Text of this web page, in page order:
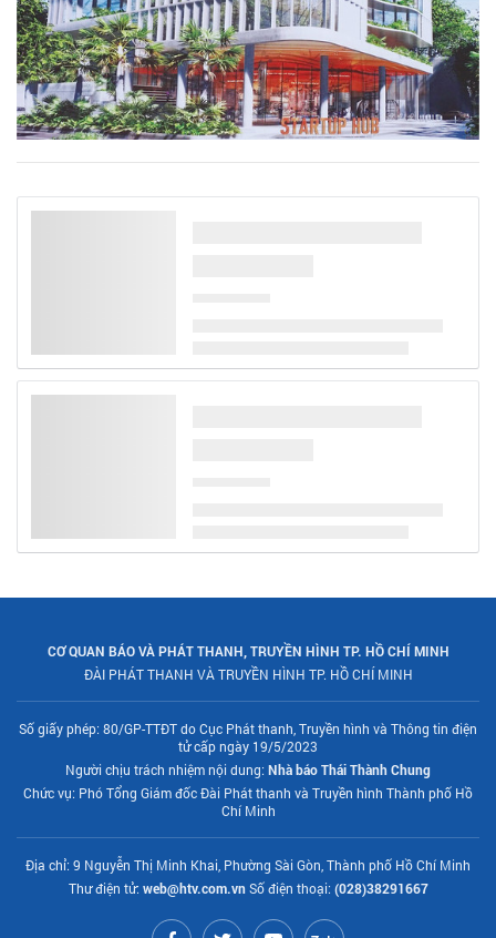
CƠ QUAN BÁO VÀ PHÁT THANH, TRUYỀN HÌNH TP. HỒ CHÍ MINH
ĐÀI PHÁT THANH VÀ TRUYỀN HÌNH TP. HỒ CHÍ MINH
Số giấy phép: 80/GP-TTĐT do Cục Phát thanh, Truyền hình và Thông tin điện
tử cấp ngày 19/5/2023
Người chịu trách nhiệm nội dung: Nhà báo Thái Thành Chung
Chức vụ: Phó Tổng Giám đốc Đài Phát thanh và Truyền hình Thành phố Hồ
Chí Minh
Địa chỉ: 9 Nguyễn Thị Minh Khai, Phường Sài Gòn, Thành phố Hồ Chí Minh
Thư điện tử: web@htv.com.vnSố điện thoại: (028)38291667